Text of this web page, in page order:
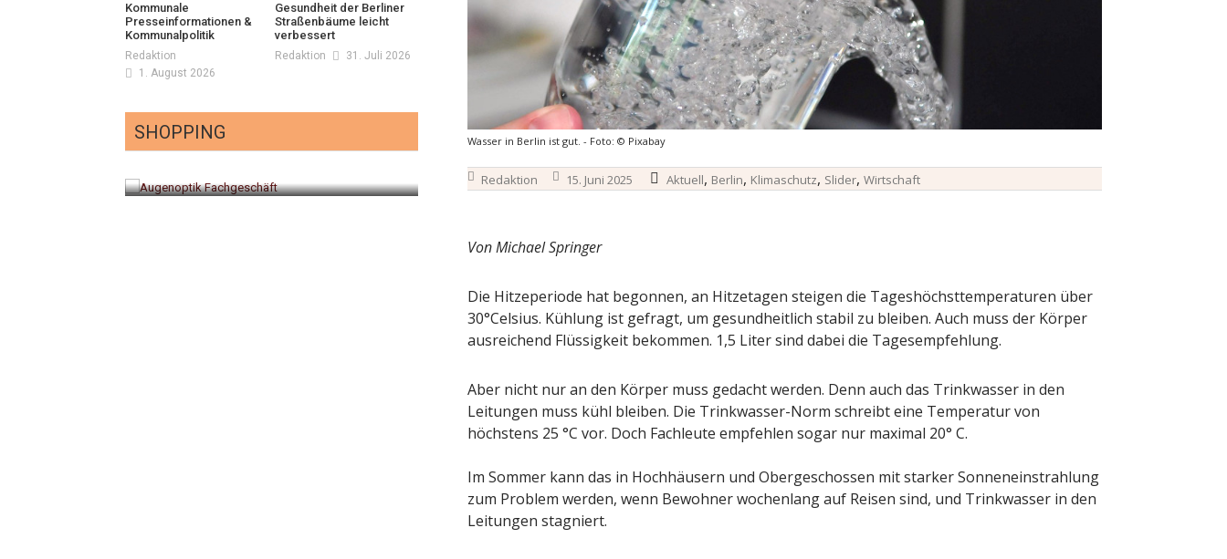
Wasser in Berlin ist gut. - Foto: © Pixabay
Redaktion 15. Juni 2025 Aktuell, Berlin, Klimaschutz, Slider, Wirtschaft
Von Michael Springer
Die Hitzeperiode hat begonnen, an Hitzetagen steigen die Tageshöchsttemperaturen über
30°Celsius. Kühlung ist gefragt, um gesundheitlich stabil zu bleiben. Auch muss der Körper
ausreichend Flüssigkeit bekommen. 1,5 Liter sind dabei die Tagesempfehlung.
Aber nicht nur an den Körper muss gedacht werden. Denn auch das Trinkwasser in den
Leitungen muss kühl bleiben. Die Trinkwasser-Norm schreibt eine Temperatur von
höchstens 25 °C vor. Doch Fachleute empfehlen sogar nur maximal 20° C.
Im Sommer kann das in Hochhäusern und Obergeschossen mit starker Sonneneinstrahlung
zum Problem werden, wenn Bewohner wochenlang auf Reisen sind, und Trinkwasser in den
Leitungen stagniert.
Kommunale
Presseinformationen &
Kommunalpolitik
Redaktion
1. August 2026
Gesundheit der Berliner
Straßenbäume leicht
verbessert
Redaktion 31. Juli 2026
SHOPPING
Sale und neuer Kollektion
Redaktion